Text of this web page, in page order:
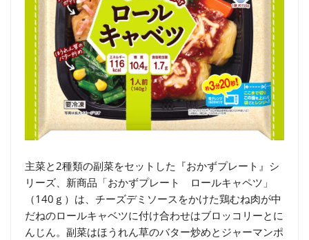
主菜と2種類の副菜をセットした『おかずプレート』シ
リーズ、新商品「おかずプレート ロールキャペツ」
（140ｇ）は、チーズデミソースをかけた鶏むね肉が中
だねのロールキャベツに付け合わせはブロッコリーとに
んじん。副菜はほうれん草のバター炒めとジャーマンポ